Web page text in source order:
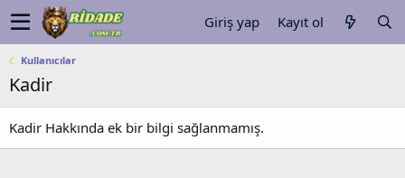
Giriş yap Kayıt ol
Kullanıcılar
Kadir
Kadir Hakkında ek bir bilgi sağlanmamış.